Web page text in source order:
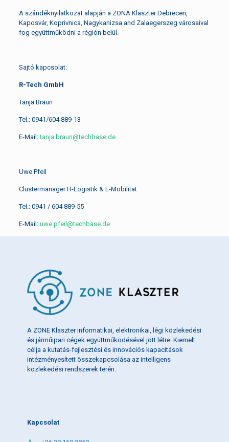
A szándéknyilatkozat alapján a ZONA Klaszter Debrecen,
Kaposvár, Koprivnica, Nagykanizsa and Zalaegerszeg városaival
fog együttműködni a régión belül.
Sajtó kapcsolat:
R-Tech GmbH
Tanja Braun
Tel.: 0941/604 889-13
E-Mail:tanja.braun@techbase.de
Uwe Pfeil
Clustermanager IT-Logistik & E-Mobilität
Tel.: 0941 / 604 889-55
E-Mail: uwe.pfeil@techbase.de
A ZONE Klaszter informatikai, elektronikai, légi közlekedési
és járműipari cégek együttműködésével jött létre. Kiemelt
célja a kutatás-fejlesztési és innovációs kapacitások
intézményesített összekapcsolása az intelligens
közlekedési rendszerek terén.
Kapcsolat